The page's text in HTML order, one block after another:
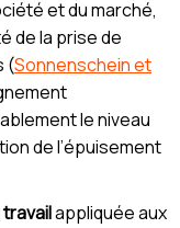
et du marché,
de la prise de
(Sonnenschein et
le niveau
de l’épuisement
appliquée aux